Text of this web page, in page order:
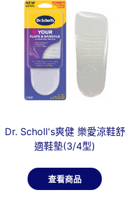
Dr. Scholl's爽健 樂愛涼鞋舒
適鞋墊(3/4型)
查看商品